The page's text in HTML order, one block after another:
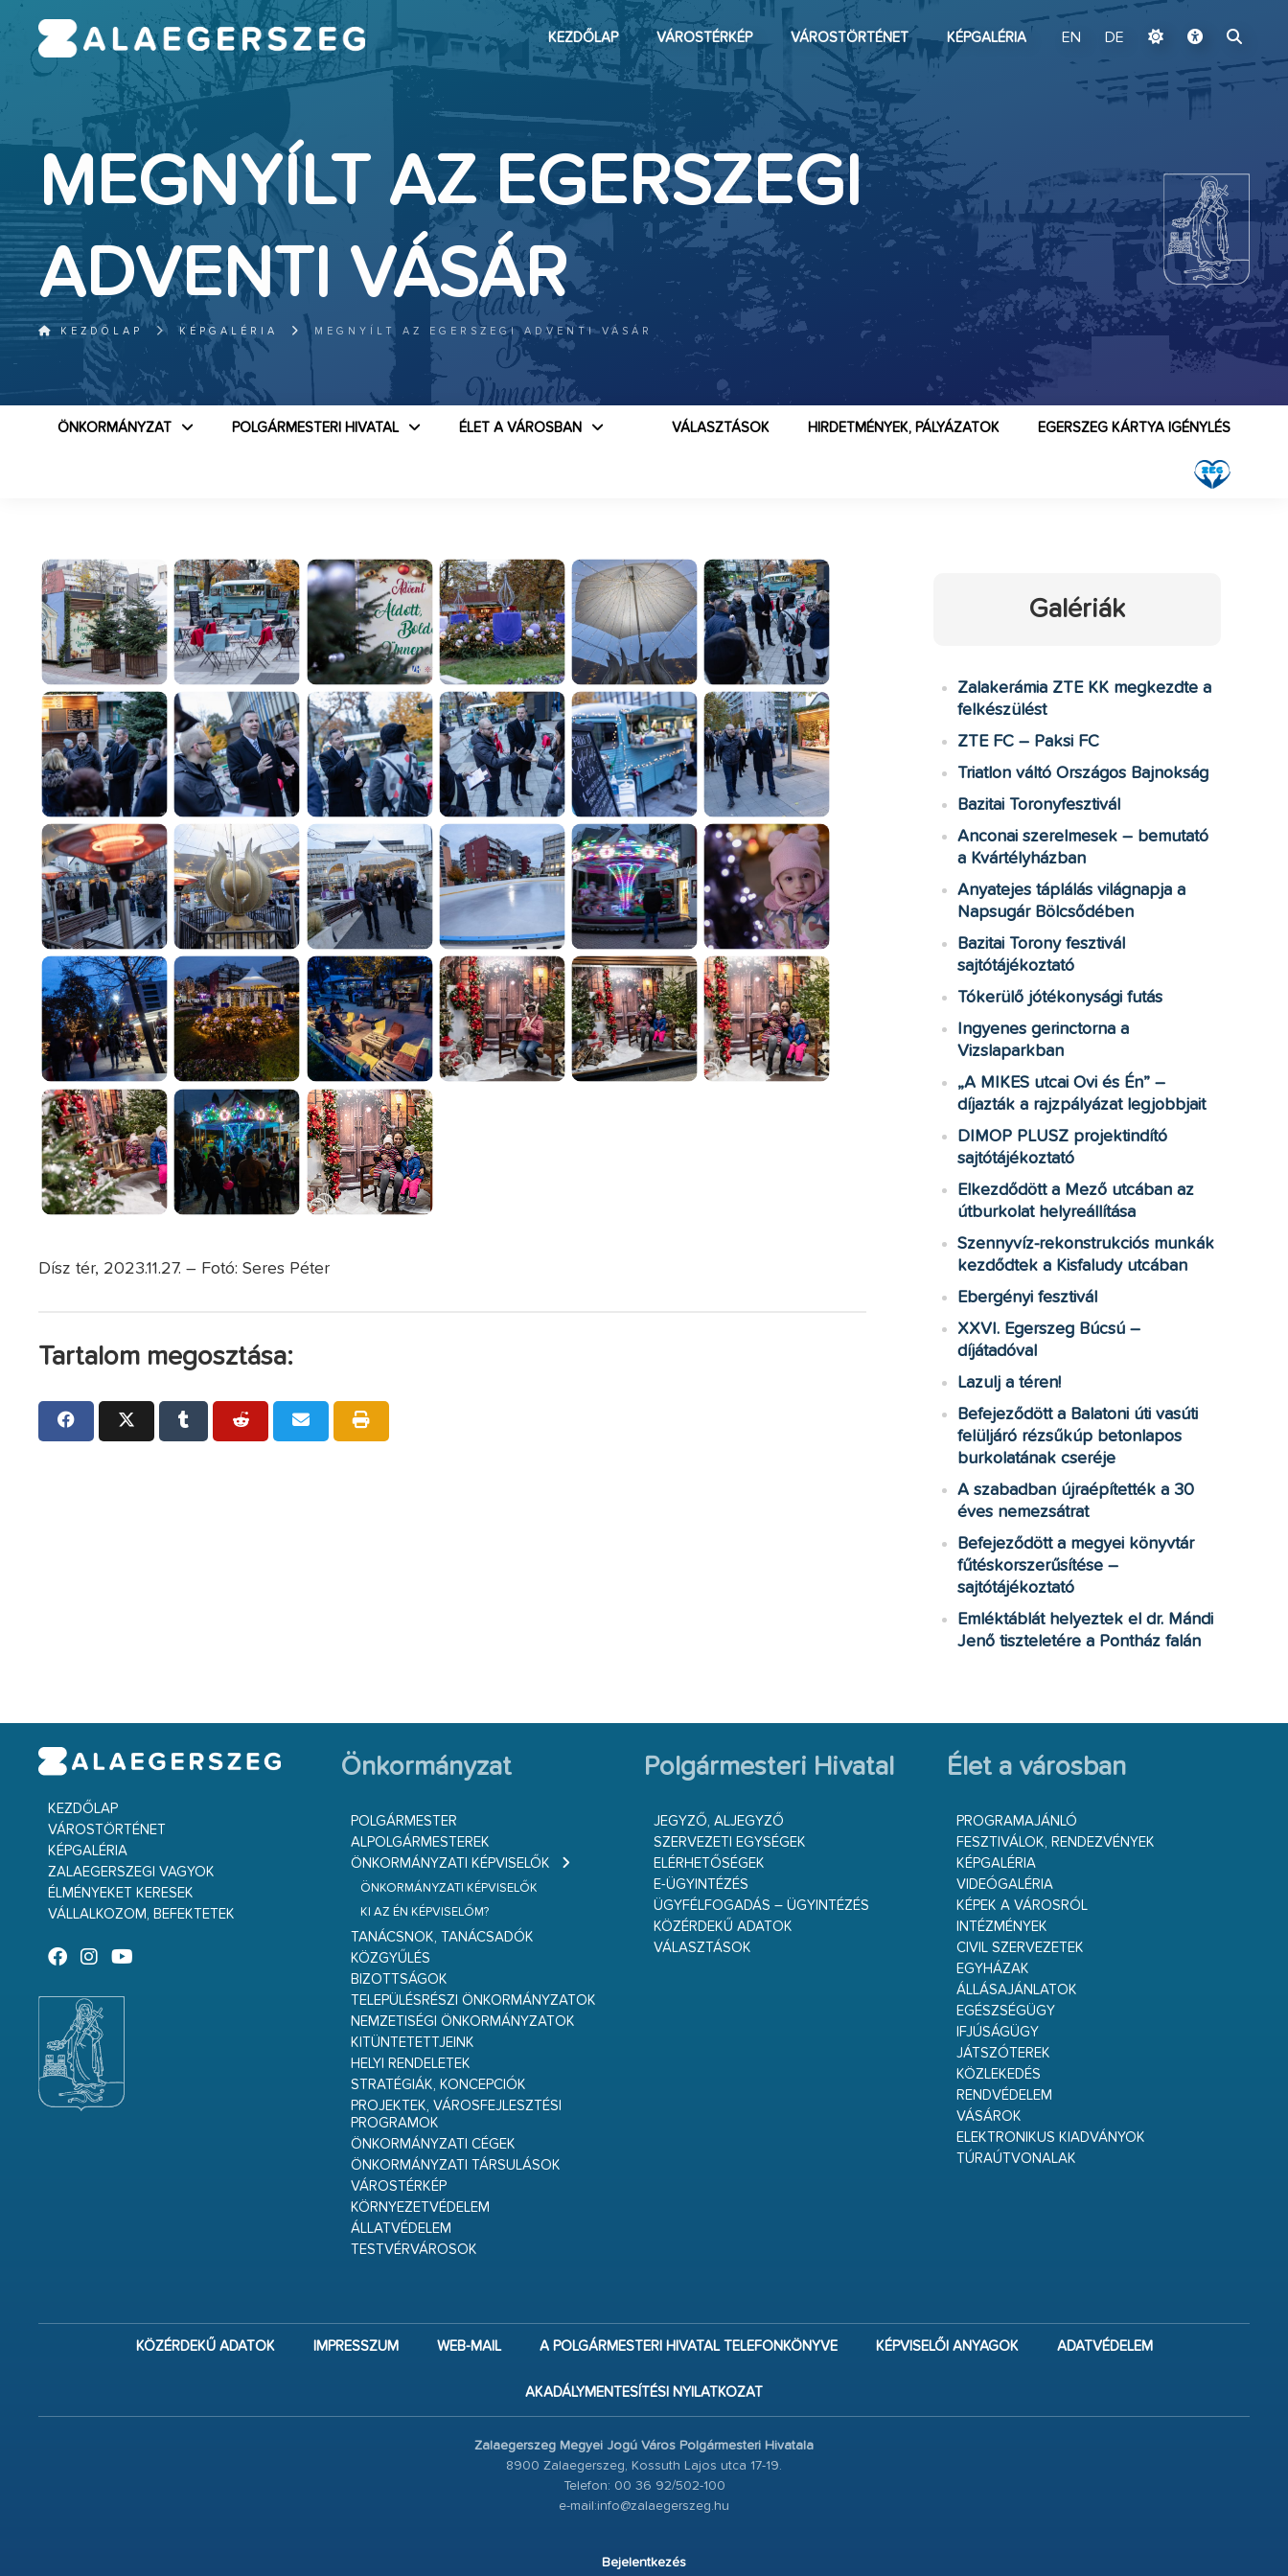
KEZDŐLAP VÁROSTÉRKÉP VÁROSTÖRTÉNET KÉPGALÉRIA EN DE
MEGNYÍLT AZ EGERSZEGI
ADVENTI VÁSÁR
KEZDŐLAP KÉPGALÉRIA MEGNYÍLT AZ EGERSZEGI ADVENTI VÁSÁR
ÖNKORMÁNYZAT POLGÁRMESTERI HIVATAL ÉLET A VÁROSBAN EGERSZEG KÁRTYA IGÉNYLÉS
HIRDETMÉNYEK, PÁLYÁZATOK
VÁLASZTÁSOK
Dísz tér, 2023.11.27. – Fotó: Seres Péter
Tartalom megosztása:
Galériák
Zalakerámia ZTE KK megkezdte a
felkészülést
ZTE FC – Paksi FC
Triatlon váltó Országos Bajnokság
Bazitai Toronyfesztivál
Anconai szerelmesek – bemutató
a Kvártélyházban
Anyatejes táplálás világnapja a
Napsugár Bölcsődében
Bazitai Torony fesztivál
sajtótájékoztató
Tókerülő jótékonysági futás
Ingyenes gerinctorna a
Vizslaparkban
„A MIKES utcai Ovi és Én” –
díjazták a rajzpályázat legjobbjait
DIMOP PLUSZ projektindító
sajtótájékoztató
Elkezdődött a Mező utcában az
útburkolat helyreállítása
Szennyvíz-rekonstrukciós munkák
kezdődtek a Kisfaludy utcában
Ebergényi fesztivál
XXVI. Egerszeg Búcsú –
díjátadóval
Lazulj a téren!
Befejeződött a Balatoni úti vasúti
felüljáró rézsűkúp betonlapos
burkolatának cseréje
A szabadban újraépítették a 30
éves nemezsátrat
Befejeződött a megyei könyvtár
fűtéskorszerűsítése –
sajtótájékoztató
Emléktáblát helyeztek el dr. Mándi
Jenő tiszteletére a Pontház falán
KEZDŐLAP
VÁROSTÖRTÉNET
KÉPGALÉRIA
ZALAEGERSZEGI VAGYOK
ÉLMÉNYEKET KERESEK
VÁLLALKOZOM, BEFEKTETEK
Önkormányzat
POLGÁRMESTER
ALPOLGÁRMESTEREK
ÖNKORMÁNYZATI KÉPVISELŐK
ÖNKORMÁNYZATI KÉPVISELŐK
KI AZ ÉN KÉPVISELŐM?
TANÁCSNOK, TANÁCSADÓK
KÖZGYŰLÉS
BIZOTTSÁGOK
TELEPÜLÉSRÉSZI ÖNKORMÁNYZATOK
NEMZETISÉGI ÖNKORMÁNYZATOK
KITÜNTETETTJEINK
HELYI RENDELETEK
STRATÉGIÁK, KONCEPCIÓK
PROJEKTEK, VÁROSFEJLESZTÉSI
PROGRAMOK
ÖNKORMÁNYZATI CÉGEK
ÖNKORMÁNYZATI TÁRSULÁSOK
VÁROSTÉRKÉP
KÖRNYEZETVÉDELEM
ÁLLATVÉDELEM
TESTVÉRVÁROSOK
Polgármesteri Hivatal
JEGYZŐ, ALJEGYZŐ
SZERVEZETI EGYSÉGEK
ELÉRHETŐSÉGEK
E-ÜGYINTÉZÉS
ÜGYFÉLFOGADÁS – ÜGYINTÉZÉS
KÖZÉRDEKŰ ADATOK
VÁLASZTÁSOK
Élet a városban
PROGRAMAJÁNLÓ
FESZTIVÁLOK, RENDEZVÉNYEK
KÉPGALÉRIA
VIDEÓGALÉRIA
KÉPEK A VÁROSRÓL
INTÉZMÉNYEK
CIVIL SZERVEZETEK
EGYHÁZAK
ÁLLÁSAJÁNLATOK
EGÉSZSÉGÜGY
IFJÚSÁGÜGY
JÁTSZÓTEREK
KÖZLEKEDÉS
RENDVÉDELEM
VÁSÁROK
ELEKTRONIKUS KIADVÁNYOK
TÚRAÚTVONALAK
KÖZÉRDEKŰ ADATOK IMPRESSZUM WEB-MAIL A POLGÁRMESTERI HIVATAL TELEFONKÖNYVE KÉPVISELŐI ANYAGOK ADATVÉDELEM
AKADÁLYMENTESÍTÉSI NYILATKOZAT
Zalaegerszeg Megyei Jogú Város Polgármesteri Hivatala
8900 Zalaegerszeg, Kossuth Lajos utca 17-19.
Telefon: 00 36 92/502-100
e-mail:info@zalaegerszeg.hu
Bejelentkezés